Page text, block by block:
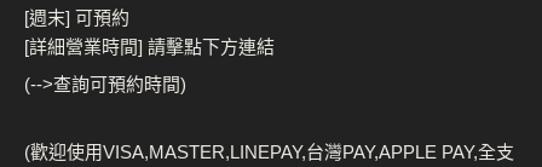
[週末] 可預約
[詳細營業時間] 請擊點下方連結
(-->查詢可預約時間)
(歡迎使用VISA,MASTER,LINEPAY,台灣PAY,APPLE PAY,全支